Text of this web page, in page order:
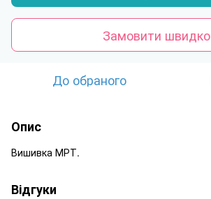
Замовити швидко
До обраного
Опис
Вишивка МРТ.
Відгуки